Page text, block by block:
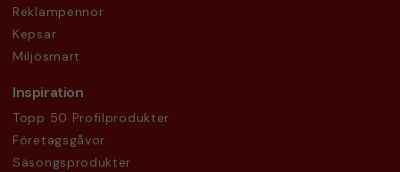
Reklampennor
Kepsar
Miljösmart
Inspiration
Topp 50 Profilprodukter
Företagsgåvor
Säsongsprodukter